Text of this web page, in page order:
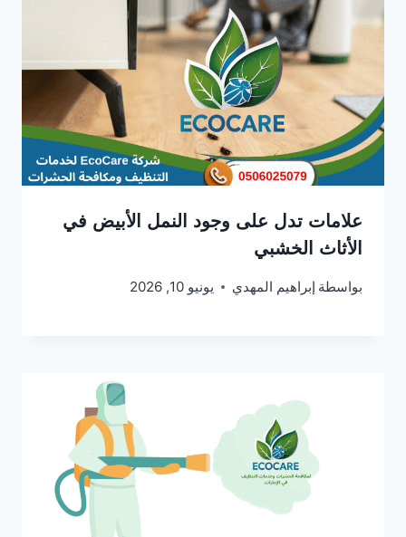
علامات تدل على وجود النمل الأبيض في
الأثاث الخشبي
بواسطة إبراهيم المهدي يونيو 10, 2026